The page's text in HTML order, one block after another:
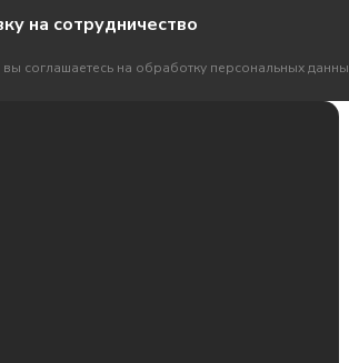
на сотрудничество
соглашаетесь на обработку персональных